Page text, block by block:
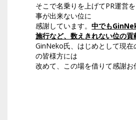
そこで名乗りを上げてPR運営
事が出来ない位に
感謝しています。中でも
施行など、数えきれない位の貢
GinNeko氏、はじめとして現
の皆様方には
改めて、この場を借りて感謝お